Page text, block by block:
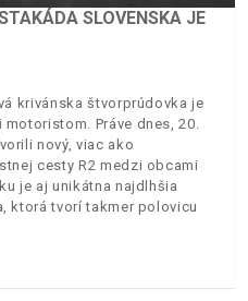
SLOVENSKA JE
krivánska štvorprúdovka je
Práve dnes, 20.
nový, viac ako
cesty R2 medzi obcami
je aj unikátna najdlhšia
ktorá tvorí takmer polovicu